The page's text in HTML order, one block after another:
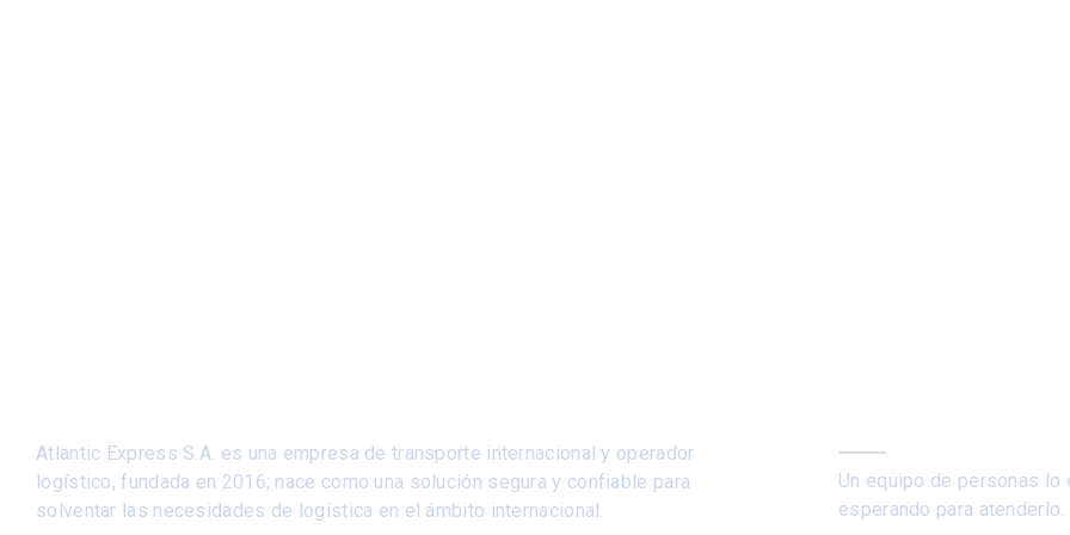
Atlantic Express S.A. es una empresa de transporte internacional y operador
logístico, fundada en 2016; nace como una solución segura y confiable para
solventar las necesidades de logística en el ámbito internacional.
Un equipo de personas lo
esperando para atenderlo.